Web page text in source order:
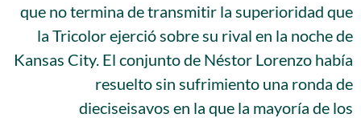
que no termina de transmitir la superioridad que
la Tricolor ejerció sobre su rival en la noche de
Kansas City. El conjunto de Néstor Lorenzo había
resuelto sin sufrimiento una ronda de
dieciseisavos en la que la mayoría de los